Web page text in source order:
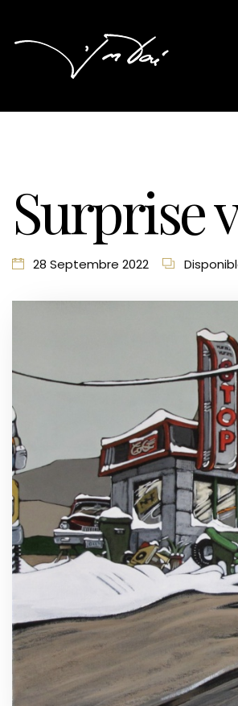
Surprise
28 Septembre 2022